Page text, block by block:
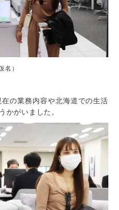
名）
の業務内容や北海道での生活
かがいました。